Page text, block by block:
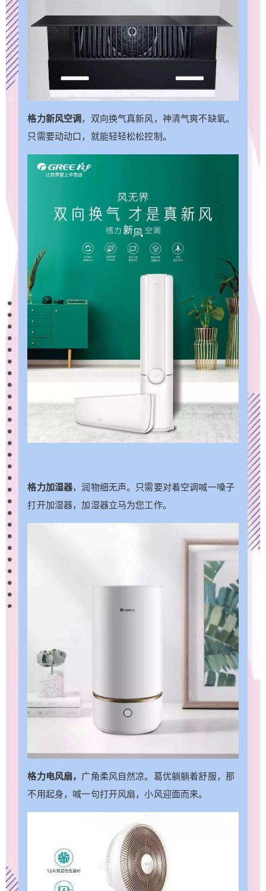
格力新风空调 ，双向换气真新风，神清气爽不缺氧。
只需要动动口，就能轻轻松松控制。
格力加湿器，润物细无声。只需要对着空调喊一嗓子
打开加湿器，加湿器立马为您工作。
格力电风扇， 广角柔风自然凉。葛优躺躺着舒服，那
不用起身，喊一句打开风扇，小风迎面而来。
无声。只需要对着空调喊一嗓子打开加湿器，加湿
器立马为您工作。 格力电风扇，广角柔风自然凉。
葛优躺躺着舒服，那不用起身，喊一句打开风扇，
小风迎面而来。 格力大松空气净化器，100%杀灭
甲型H1N1病毒，净化空气的同时为您有效杀菌，开
关、模式多个风档随意调节。更多的智能单品品类
等待你去探索喔，只要你对着空调呼唤，全屋智能
语音家电使命必达。 Tips: 如果你觉得单纯的控
制还不够香的话，你还可以询问它衣服洗好了吗？
煲仔饭做好了吗？只要是可语音控制的智能家电，
它都会给你一个满意的解答。 除此自外，你还可
以通过格力+APP自定义场景，回家、离家模式下添
的命令。回家一个简单的“格力空调”我回来了，就可
以联动各类家电，为您自动打开窗帘、打开灯光、
打开你想打开的一切设备，做你的贴心管家助手。
什么，你还想要其他模式，没事自己慢慢摸索，你
的家庭你做主。 B 海量资源 动口触达 格力空调 来
点音乐 最动听的音乐送给最爱的你，海量QQ音
乐资源，只要你需要，掘地三尺也把你需要的歌曲
给挖到，联动起床场景，最新鲜的音乐送给早起的
你。拥有千万级别正版曲库，精准的音乐内容个性
推荐，听你想听。 格力空调 给我讲个故事吧 格
林童话、神话故事、国学故事、睡前故事……只要
你说你想听啥，格力空调都会为您娓娓道来。不仅
有睡前故事还有儿歌，哄娃格力空调也是专业的。
格力空调 今天天气如何 你以为只是天气查询这
么简单喔，你还可以查询空气质量、湿度、紫外线
等等，格力空调做你的出行小助手。如果想出门旅
个游，询问它目的地未来一周的天气也完全没问
题。 格力空调 最近有啥新闻 如果你有听新闻的
要对格力空调吆喝一句“播放新闻”，最新鲜的新闻资
力空调 足球比赛情况 体育迷的福利来了，动动
口，就能查询体育赛事赛程、排名、比分、时间和
榜单等等，足球赛事全掌握，再也不用担心错过比
分了。 格力空调 今晚七点提醒我洗衣服 记性
不好怎么办，让格力空调帮你记忆并生成提醒，比
赛、日常事项提醒，一个都不放过。 格力空调 果
皮是什么垃圾 垃圾分类真的令人头大，生活产生
品种繁多的垃圾，超越了人类记忆的极限，现在你
只需要问一问空调，立马告诉你如何分类，上海的
朋友真的不考虑来一台吗。 格力空调目前语音可控
设备多达到二十个品类，全屋智能家电，语音一呼
百应，场景互联互动，支持个性定制，做懂你的贴
心管家。 0 收藏